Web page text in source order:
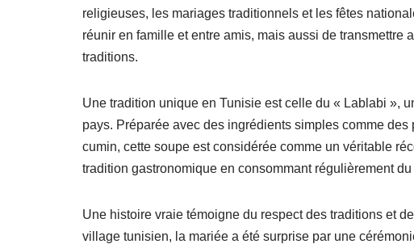
religieuses, les mariages traditionnels et les fêtes
réunir en famille et entre amis, mais aussi de transmettre
traditions.
Une tradition unique en Tunisie est celle du « Lablabi »,
pays. Préparée avec des ingrédients simples comme des
cumin, cette soupe est considérée comme un véritable
tradition gastronomique en consommant régulièrement
Une histoire vraie témoigne du respect des traditions et
village tunisien, la mariée a été surprise par une